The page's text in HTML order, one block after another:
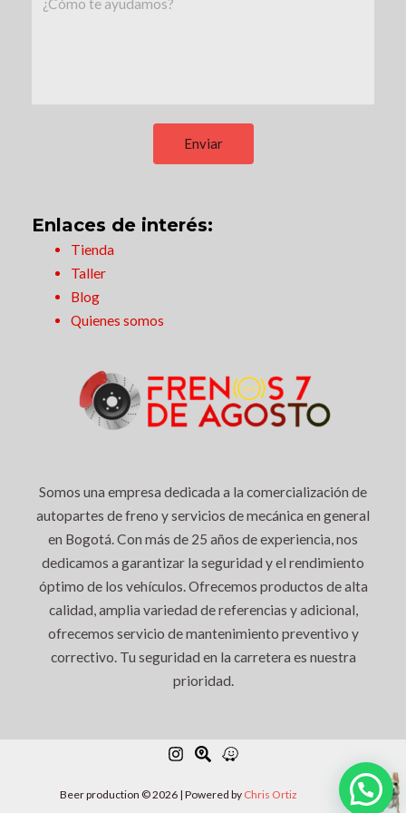
Enviar
Enlaces de interés:
Tienda
Taller
Blog
Quienes somos
Somos una empresa dedicada a la comercialización de
autopartes de freno y servicios de mecánica en general
en Bogotá. Con más de 25 años de experiencia, nos
dedicamos a garantizar la seguridad y el rendimiento
óptimo de los vehículos. Ofrecemos productos de alta
calidad, amplia variedad de referencias y adicional,
ofrecemos servicio de mantenimiento preventivo y
correctivo. Tu seguridad en la carretera es nuestra
prioridad.
Beer production © 2026 | Powered by Chris Ortiz